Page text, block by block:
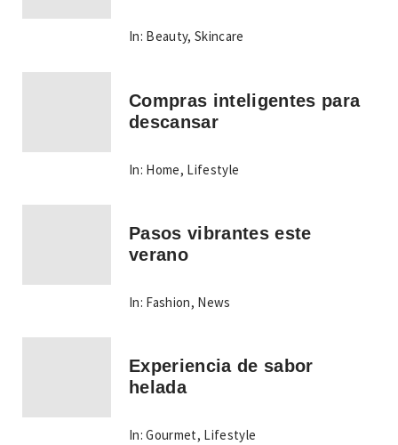
In: Beauty,Skincare
Compras inteligentes para
descansar
In: Home, Lifestyle
Pasos vibrantes este
verano
In: Fashion, News
Experiencia de sabor
helada
In: Gourmet, Lifestyle